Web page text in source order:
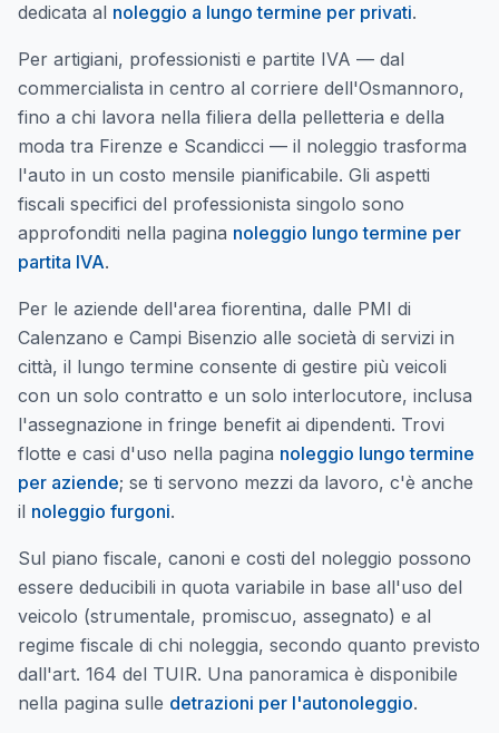
dedicata al noleggio a lungo termine per privati.
Per artigiani, professionisti e partite IVA — dal
commercialista in centro al corriere dell'Osmannoro,
fino a chi lavora nella filiera della pelletteria e della
moda tra Firenze e Scandicci — il noleggio trasforma
l'auto in un costo mensile pianificabile. Gli aspetti
fiscali specifici del professionista singolo sono
approfonditi nella pagina noleggio lungo termine per
partita IVA.
Per le aziende dell'area fiorentina, dalle PMI di
Calenzano e Campi Bisenzio alle società di servizi in
città, il lungo termine consente di gestire più veicoli
con un solo contratto e un solo interlocutore, inclusa
l'assegnazione in fringe benefit ai dipendenti. Trovi
flotte e casi d'uso nella pagina noleggio lungo termine
per aziende; se ti servono mezzi da lavoro, c'è anche
il noleggio furgoni.
Sul piano fiscale, canoni e costi del noleggio possono
essere deducibili in quota variabile in base all'uso del
veicolo (strumentale, promiscuo, assegnato) e al
regime fiscale di chi noleggia, secondo quanto previsto
dall'art. 164 del TUIR. Una panoramica è disponibile
nella pagina sulle detrazioni per l'autonoleggio.